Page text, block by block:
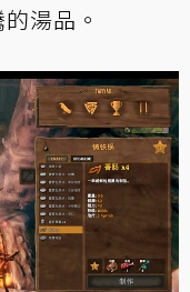
湯品。